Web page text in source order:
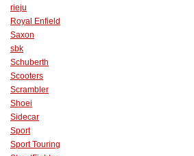
rieju
Royal Enfield
Saxon
sbk
Schuberth
Scooters
Scrambler
Shoei
Sidecar
Sport
Sport Touring